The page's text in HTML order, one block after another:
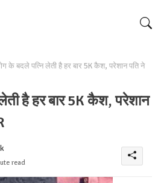
के बदले पत्नि लेती है हर बार 5K कैश, परेशान पति ने
है हर बार 5K कैश, परेशान
read